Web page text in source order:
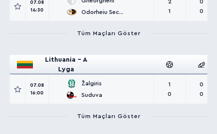
07.08
14:30
Odorheiu Secuiesc
2
1
0
0
Tüm Maçları Göster
Lithuania - A
Lyga
07.08
16:00
Žalgiris
Suduva
1
0
0
0
Tüm Maçları Göster